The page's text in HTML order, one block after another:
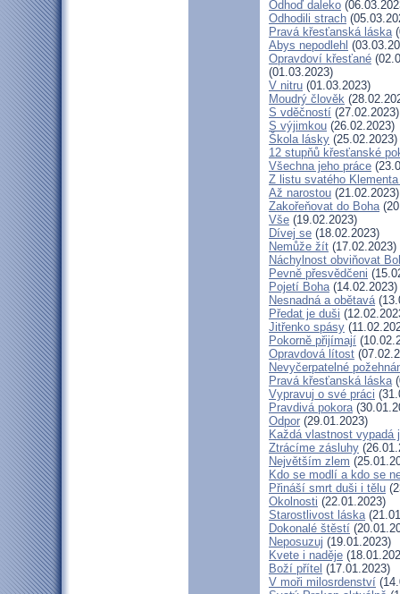
Odhoď daleko
Odhodili strach
Pravá křesťanská láska
Abys nepodlehl
Opravdoví křesťané
(01.03.2023)
V nitru (01.03.2023)
Moudrý člověk
S vděčností (27.02.2023)
S výjimkou (26.02.2023)
Škola lásky (25.02.2023)
12 stupňů křesťanské
Všechna jeho práce
Z listu svatého
Až narostou (21.02.2023)
Zakořeňovat do Boha
Vše (19.02.2023)
Dívej se (18.02.2023)
Nemůže žít (17.02.2023)
Náchylnost obviňovat
Pevně přesvědčeni
Pojetí Boha(14.02.2023)
Nesnadná a obětavá
Předat je duši
Jitřenko spásy
Pokorně přijímají
Opravdová lítost
Nevyčerpatelné
Pravá křesťanská láska
Vypravuj o své práci
Pravdivá pokora
Odpor (29.01.2023)
Každá vlastnost vypadá
Ztrácíme zásluhy
Největším zlem
Kdo se modlí a kdo se
Přináší smrt duši i tělu
Okolnosti (22.01.2023)
Starostlivost láska
Dokonalé štěstí
Neposuzuj (19.01.2023)
Kvete i naděje
Boží přítel (17.01.2023)
V moři milosrdenství